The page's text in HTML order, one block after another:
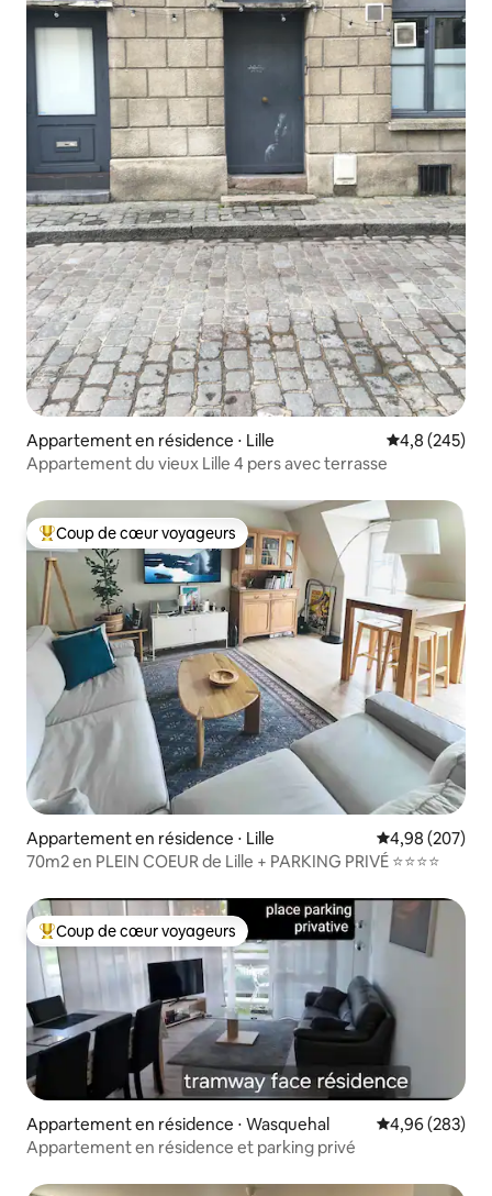
Appartement en résidence ⋅ Lille Évaluation
4,8 (245)
Appartement du vieux Lille 4 pers avec terrasse
Coups de cœur voyageurs les plus appréciés
Coup de cœur voyageurs
Appartement en résidence ⋅ Lille Évaluation
4,98 (207)
70m2 en PLEIN COEUR de Lille + PARKING PRIVÉ ⭐️⭐️⭐️⭐️
Coups de cœur voyageurs les plus appréciés
Coup de cœur voyageurs
Appartement en résidence ⋅ Wasquehal Évaluation
4,96 (283)
Appartement en résidence et parking privé